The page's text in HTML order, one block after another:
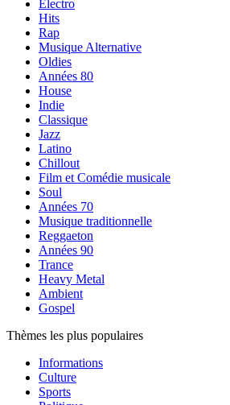
Electro
Hits
Rap
Musique Alternative
Oldies
Années 80
House
Indie
Classique
Jazz
Latino
Chillout
Film et Comédie musicale
Soul
Années 70
Musique traditionnelle
Reggaeton
Années 90
Trance
Heavy Metal
Ambient
Gospel
Thèmes les plus populaires
Informations
Culture
Sports